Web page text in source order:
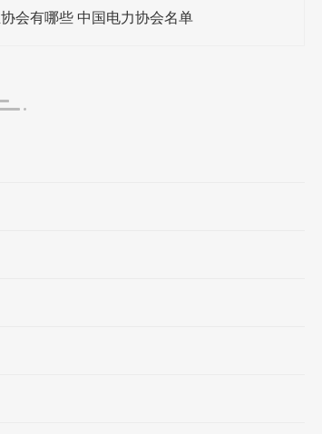
会有哪些 中国电力协会名单